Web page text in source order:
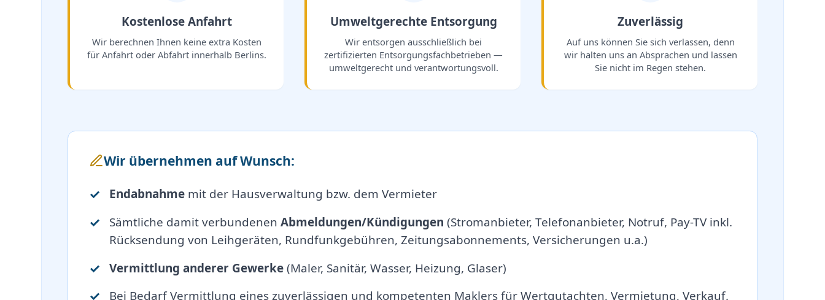
Kostenlose Anfahrt
Wir berechnen Ihnen keine extra Kosten
für Anfahrt oder Abfahrt innerhalb Berlins.
Umweltgerechte Entsorgung
Wir entsorgen ausschließlich bei
zertifizierten Entsorgungsfachbetrieben —
umweltgerecht und verantwortungsvoll.
Zuverlässig
Auf uns können Sie sich verlassen, denn
wir halten uns an Absprachen und lassen
Sie nicht im Regen stehen.
Wir übernehmen auf Wunsch:
Endabnahme mit der Hausverwaltung bzw. dem Vermieter
Sämtliche damit verbundenenAbmeldungen/Kündigungen (Stromanbieter, Telefonanbieter, Notruf, Pay-TV inkl.
Rücksendung von Leihgeräten, Rundfunkgebühren, Zeitungsabonnements, Versicherungen u.a.)
Vermittlung anderer Gewerke(Maler, Sanitär, Wasser, Heizung, Glaser)
Bei Bedarf Vermittlung eines zuverlässigen und kompetenten Maklers für Wertgutachten, Vermietung, Verkauf.